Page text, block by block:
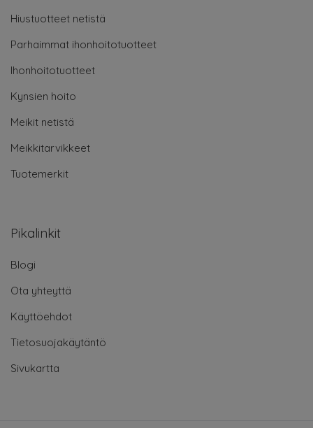
Hiustuotteet netistä
Parhaimmat ihonhoitotuotteet
Ihonhoitotuotteet
Kynsien hoito
Meikit netistä
Meikkitarvikkeet
Tuotemerkit
Pikalinkit
Blogi
Ota yhteyttä
Käyttöehdot
Tietosuojakäytäntö
Sivukartta